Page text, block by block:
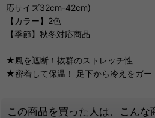
応サイズ32cm-42cm)
【カラー】2色
【季節】秋冬対応商品
★風を遮断！抜群のストレッチ性
★密着して保温！ 足下から冷えをガー
この商品を買った人は、こんな